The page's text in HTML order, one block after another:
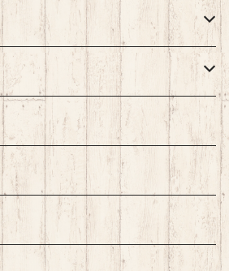
リキッドー